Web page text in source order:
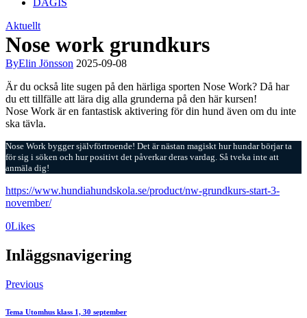
DAGIS
Aktuellt
Nose work grundkurs
ByElin Jönsson 2025-09-08
Är du också lite sugen på den härliga sporten Nose Work? Då har
du ett tillfälle att lära dig alla grunderna på den här kursen!
Nose Work är en fantastisk aktivering för din hund även om du inte
ska tävla.
Nose Work bygger självförtroende! Det är nästan magiskt hur hundar börjar ta
för sig i söken och hur positivt det påverkar deras vardag. Så tveka inte att
anmäla dig!
https://www.hundiahundskola.se/product/nw-grundkurs-start-3-
november/
0Likes
Inläggsnavigering
Previous
Tema Utomhus klass 1, 30 september